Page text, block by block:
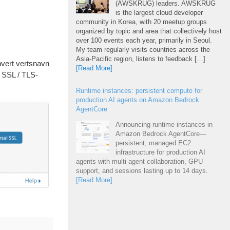
vertsnavn
/ TLS-
(AWSKRUG) leaders. AWSKRUG
is the largest cloud developer
community in Korea, with 20 meetup groups
organized by topic and area that collectively host
over 100 events each year, primarily in Seoul.
My team regularly visits countries across the
Asia-Pacific region, listens to feedback […]
[Read More]
Runtime instances: persistent compute for
production AI agents on Amazon Bedrock
AgentCore
Announcing runtime instances in
Amazon Bedrock AgentCore—
persistent, managed EC2
infrastructure for production AI
agents with multi-agent collaboration, GPU
support, and sessions lasting up to 14 days.
[Read More]